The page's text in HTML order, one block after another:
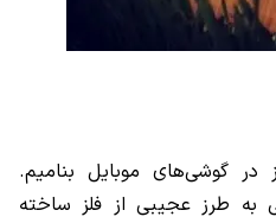
در گوشی‌های موبایل بنامیم.
به طرز عجیبی از فلز ساخته